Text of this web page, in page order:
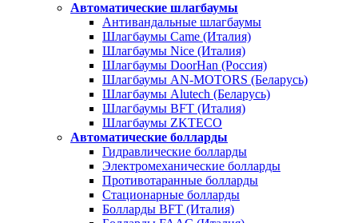
Автоматические шлагбаумы
Антивандальные шлагбаумы
Шлагбаумы Came (Италия)
Шлагбаумы Nice (Италия)
Шлагбаумы DoorHan (Россия)
Шлагбаумы AN-MOTORS (Беларусь)
Шлагбаумы Alutech (Беларусь)
Шлагбаумы BFT (Италия)
Шлагбаумы ZKTECO
Автоматические болларды
Гидравлические болларды
Электромеханические болларды
Противотаранные болларды
Стационарные болларды
Болларды BFT (Италия)